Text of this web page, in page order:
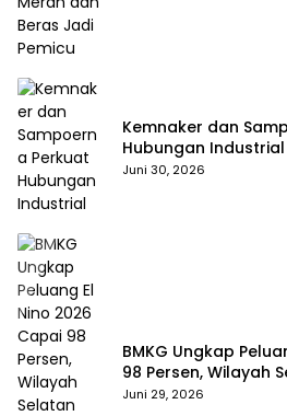
Kemnaker dan
Hubungan Industrial
Juni 30, 2026
BMKG Ungkap
98 Persen, Wilayah
Terdampak
Juni 29, 2026